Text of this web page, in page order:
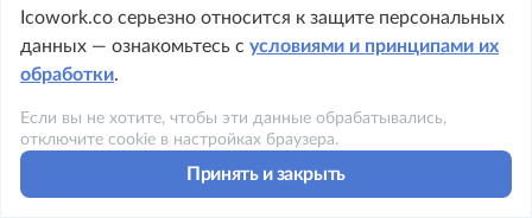
Icowork.co серьезно относится к защите персональных
данных — ознакомьтесь с условиями и принципами их
обработки.
Если вы не хотите, чтобы эти данные обрабатывались,
отключите cookie в настройках браузера.
Принять и закрыть
Политика конфиденциальности
Условия использования